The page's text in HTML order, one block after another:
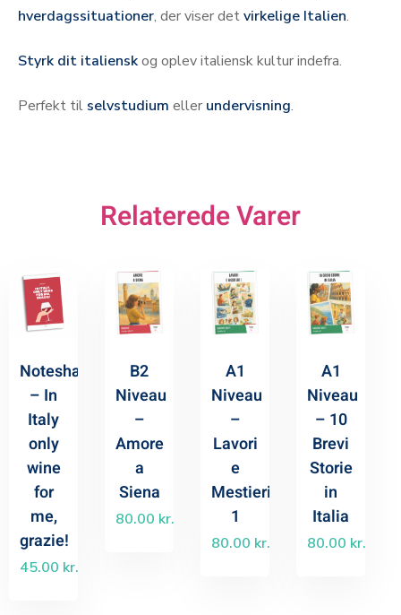
hverdagssituationer, der viser detvirkelige Italien.
Styrk dit italienskog oplev italiensk kultur indefra.
Perfekt til selvstudium eller undervisning.
Relaterede Varer
Noteshæfte
– In
Italy
only
wine
for
me,
grazie!
45.00 kr.
B2
Niveau
–
Amore
a
Siena
80.00 kr.
A1
Niveau
–
Lavori
e
Mestieri
1
80.00 kr.
A1
Niveau
– 10
Brevi
Storie
in
Italia
80.00 kr.